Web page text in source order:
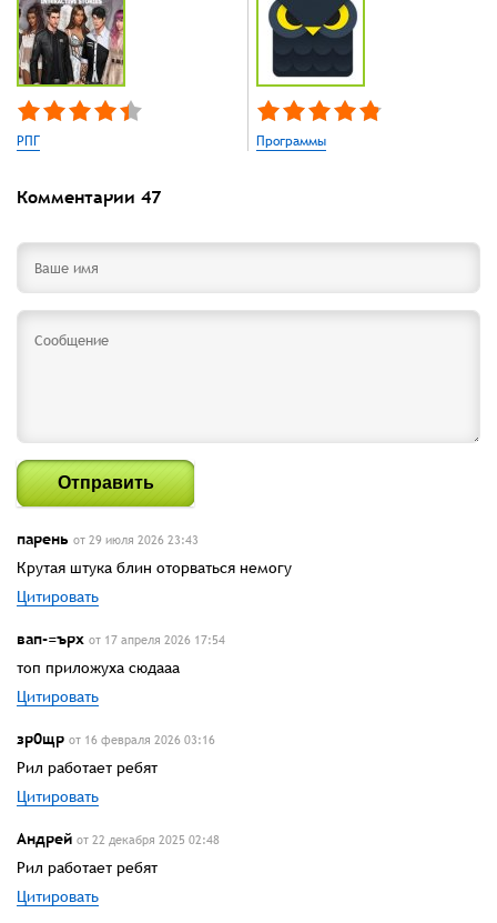
РПГ Программы
Комментарии 47
Отправить
парень от 29 июля 2026 23:43
Крутая штука блин оторваться немогу
Цитировать
вап-=ърх от 17 апреля 2026 17:54
топ приложуха сюдааа
Цитировать
зр0щр от 16 февраля 2026 03:16
Рил работает ребят
Цитировать
Андрей от 22 декабря 2025 02:48
Рил работает ребят
Цитировать